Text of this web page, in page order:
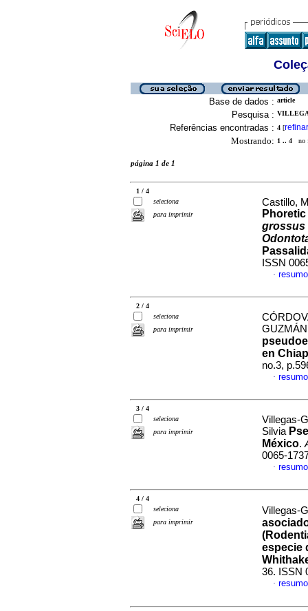
Base de dados : article
Pesquisa :
Referências encontradas : 4 [refinar
Mostrando: 1 .. 4 no
página 1 de 1
1 / 4
seleciona
para imprimir
Castillo,
grossus
ISSN
·
2 / 4
seleciona
para imprimir
en
no.3,
·
3 / 4
seleciona
para imprimir
Villegas-
Silvia
México.
0065-
·
4 / 4
seleciona
para imprimir
Villegas-
especie
36. ISSN
·